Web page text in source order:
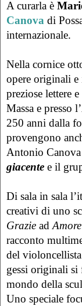
A curarla è
Canova di
internazionale.
Nella cornice
opere originali e
preziose lettere
Massa e presso
250 anni dalla
provengono
Antonio
giacente e il
Di sala in sala
creativi di uno
Grazie ad
racconto
del
gessi originali si
mondo della
Uno speciale